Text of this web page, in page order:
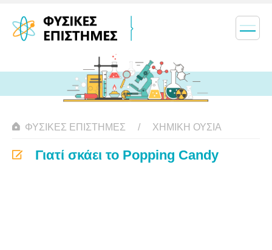
ΦΥΣΙΚΈΣ ΕΠΙΣΤΉΜΕΣ ΧΗΜΙΚΉ ΟΥΣΊΑ
Γιατί σκάει το Popping Candy